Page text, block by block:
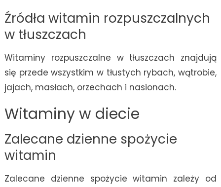
Źródła witamin rozpuszczalnych
w tłuszczach
Witaminy rozpuszczalne w tłuszczach znajdują
się przede wszystkim w tłustych rybach, wątrobie,
jajach, masłach, orzechach i nasionach.
Witaminy w diecie
Zalecane dzienne spożycie
witamin
Zalecane dzienne spożycie witamin zależy od